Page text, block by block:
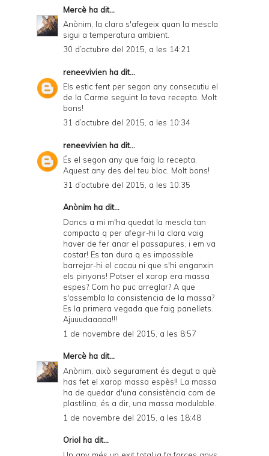
Mercè ha dit...
Anònim, la clara s'afegeix quan la mescla
sigui a temperatura ambient.
30 d’octubre del 2015, a les 14:21
reneevivien ha dit...
Els estic fent per segon any consecutiu el
de la Carme seguint la teva recepta. Molt
bons!
31 d’octubre del 2015, a les 10:34
reneevivien ha dit...
És el segon any que faig la recepta.
Aquest any des del teu bloc. Molt bons!
31 d’octubre del 2015, a les 10:35
Anònim ha dit...
Doncs a mi m'ha quedat la mescla tan
compacta q per afegir-hi la clara vaig
haver de fer anar el passapures, i em va
costar! Es tan dura q es impossible
barrejar-hi el cacau ni que s'hi enganxin
els pinyons! Potser el xarop era massa
espes? Com ho puc arreglar? A que
s'assembla la consistencia de la massa?
Es la primera vegada que faig panellets.
Ajuuudaaaaa!!!
1 de novembre del 2015, a les 8:57
Mercè ha dit...
Anònim, això segurament és degut a què
has fet el xarop massa espès!! La massa
ha de quedar d'una consistència com de
plastilina, és a dir, una massa modulable.
1 de novembre del 2015, a les 18:48
Oriol ha dit...